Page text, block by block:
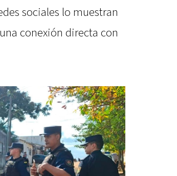
sociales lo muestran
conexión directa con